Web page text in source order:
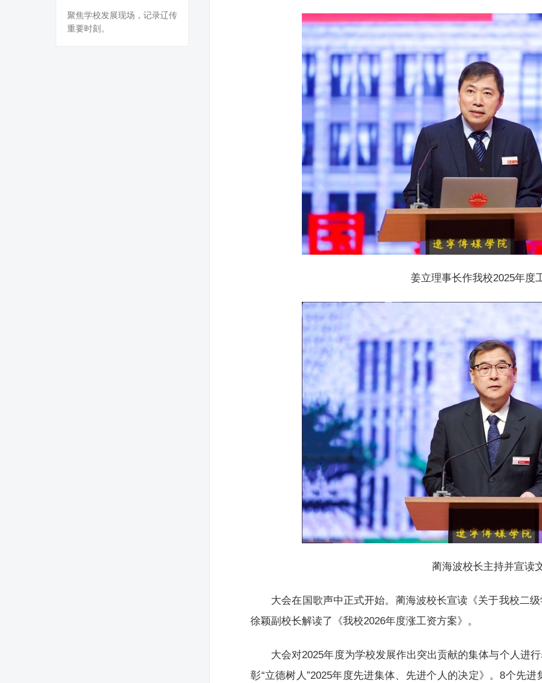
聚焦学校发展现场，记录辽传
重要时刻。
姜立理事长作我校2025年度
蔺海波校长主持并宣读
大会在国歌声中正式开始。蔺海波校长宣读《关于我校二
徐颖副校长解读了《我校2026年度涨工资方案》。
大会对2025年度为学校发展作出突出贡献的集体与个人进
彰“立德树人”2025年度先进集体、先进个人的决定》。8个先